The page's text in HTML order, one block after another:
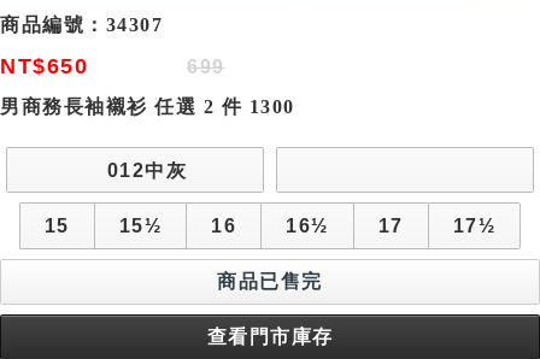
商品編號： 34307
NT$650
699
男商務長袖襯衫 任選 2 件 1300
012中灰
15 15½ 16 16½ 17 17½
商品已售完
查看門市庫存